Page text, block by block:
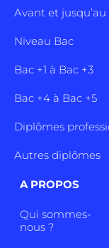
Avant et jusqu’au
Niveau Bac
Bac +1 à Bac +3
Bac +4 à Bac +5
Diplômes
Autres diplômes
A PROPOS
Qui sommes-
nous ?